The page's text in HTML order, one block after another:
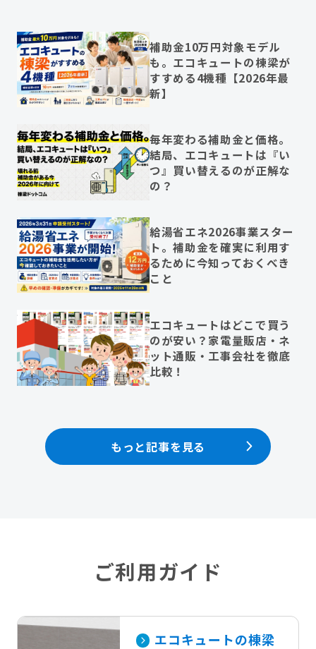
補助金10万円対象モデル
も。エコキュートの棟梁が
すすめる4機種【2026年最
新】
毎年変わる補助金と価格。
結局、エコキュートは『い
つ』買い替えるのが正解な
の？
給湯省エネ2026事業スター
ト。補助金を確実に利用す
るために今知っておくべき
こと
エコキュートはどこで買う
のが安い？家電量販店・ネ
ット通販・工事会社を徹底
比較！
もっと記事を見る
ご利用ガイド
エコキュートの棟梁